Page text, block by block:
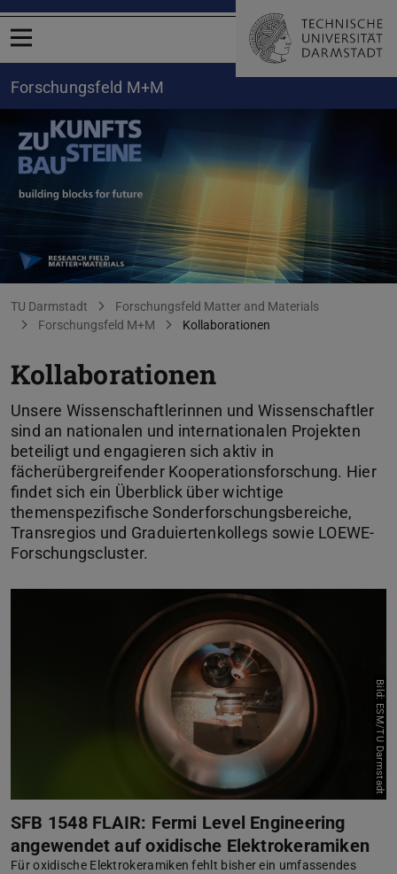
Menü öffnen
Forschungsfeld M+M
Sie befinden sich hier:
TU Darmstadt
Forschungsfeld Matter and Materials
Forschungsfeld M+M
Kollaborationen
Kollaborationen
Unsere Wissenschaftlerinnen und Wissenschaftler
sind an nationalen und internationalen Projekten
beteiligt und engagieren sich aktiv in
fächerübergreifender Kooperationsforschung. Hier
findet sich ein Überblick über wichtige
themenspezifische Sonderforschungsbereiche,
Transregios und Graduiertenkollegs sowie LOEWE-
Forschungscluster.
Bild: ESM/TU Darmstadt
SFB 1548 FLAIR: Fermi Level Engineering
angewendet auf oxidische Elektrokeramiken
Für oxidische Elektrokeramiken fehlt bisher ein umfassendes